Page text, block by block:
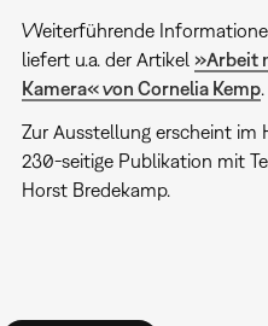
Weiterführende
liefert u.a. der Artikel »Arbeit
Kamera« von Cornelia Kemp.
Zur Ausstellung erscheint im
230-seitige Publikation mit
Horst Bredekamp.